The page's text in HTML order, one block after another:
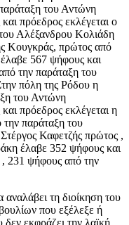
του Αντώνη
πρόεδρος εκλέγεται ο
Αλέξανδρου Κολιάδη
Κουγκράς, πρώτος από
567 ψήφους και
την παράταξη του
πόλη της Ρόδου η
του Αντώνη
πρόεδρος εκλέγεται η
παράταξη του
Καφετζής πρώτος ,
έλαβε 352 ψήφους και
, 231 ψήφους από την
τη διοίκηση του
που εξέλεξε ή
δεν εκφράζει την λαϊκή